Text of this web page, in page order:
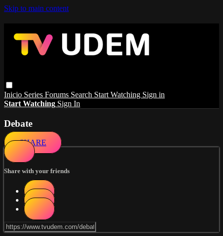
Skip to main content
Inicio Series Forums Search Start Watching Sign in
Start Watching Sign In
Debate
SHARE
Share with your friends